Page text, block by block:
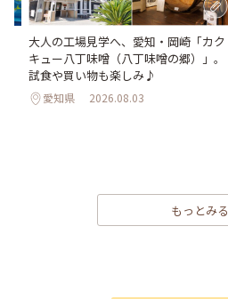
大人の工場見学へ、愛知・岡崎「カク
キュー八丁味噌（八丁味噌の郷）」。
試食や買い物も楽しみ♪
愛知県 2026.08.03
もっとみる